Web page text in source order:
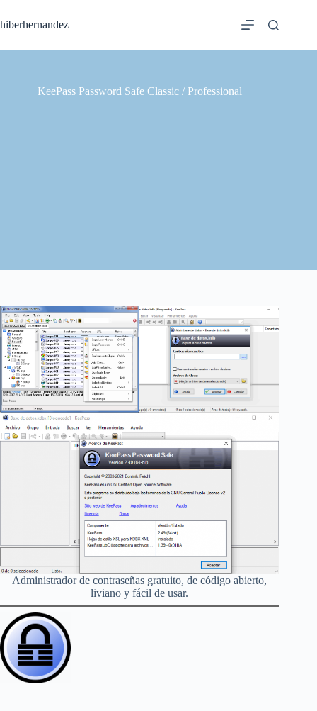
al
contenido
hiberhernandez
KeePass Password Safe Classic / Professional
Administrador de contraseñas gratuito, de código abierto,
liviano y fácil de usar.